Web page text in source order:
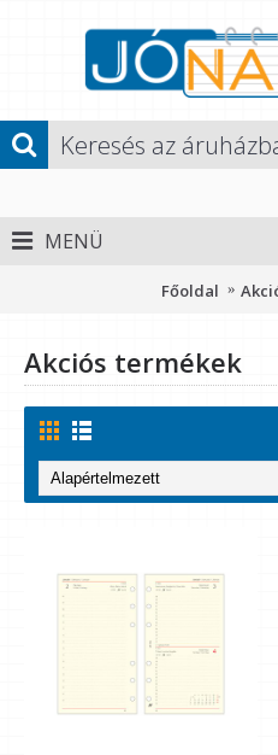
MENÜ
Főoldal
Akciós termékek